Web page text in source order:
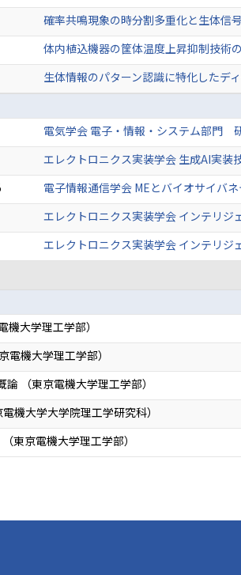
確率共鳴現象の時分割多重化と生体信
体内植込機器の筐体温度上昇抑制技術
生体情報のパターン認識に特化したデ
電気学会 電子・情報・システム部門
エレクトロニクス実装学会 生成AI実
電子情報通信学会 MEとバイオサイバ
エレクトロニクス実装学会 インテリ
エレクトロニクス実装学会 インテリ
機大学理工学部）
電機大学理工学部）
（東京電機大学理工学部）
機大学大学院理工学研究科）
京電機大学理工学部）